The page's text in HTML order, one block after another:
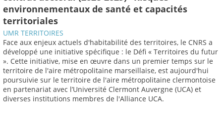
environnementaux de santé et capacités
territoriales
UMR TERRITOIRES
Face aux enjeux actuels d'habitabilité des territoires, le CNRS a
développé une initiative spécifique : le Défi « Territoires du futur
». Cette initiative, mise en œuvre dans un premier temps sur le
territoire de l'aire métropolitaine marseillaise, est aujourd'hui
poursuivie sur le territoire de l'aire métropolitaine clermontoise
en partenariat avec l’Université Clermont Auvergne (UCA) et
diverses institutions membres de l'Alliance UCA.